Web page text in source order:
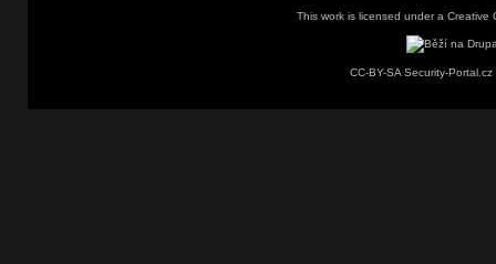
This work is licensed under a Creative
CC-BY-SA Security-